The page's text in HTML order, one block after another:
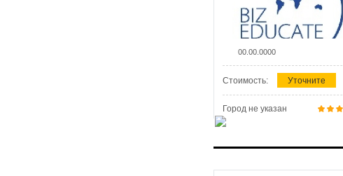
00.00.0000
Стоимость: Уточните
Город не указан